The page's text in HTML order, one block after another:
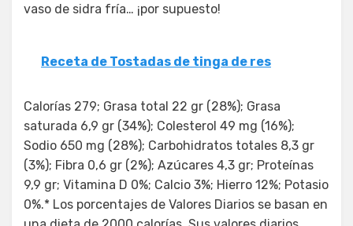
vaso de sidra fría… ¡por supuesto!
Receta de Tostadas de tinga de res
Calorías 279; Grasa total 22 gr (28%); Grasa
saturada 6,9 gr (34%); Colesterol 49 mg (16%);
Sodio 650 mg (28%); Carbohidratos totales 8,3 gr
(3%); Fibra 0,6 gr (2%); Azúcares 4,3 gr; Proteínas
9,9 gr; Vitamina D 0%; Calcio 3%; Hierro 12%; Potasio
0%.* Los porcentajes de Valores Diarios se basan en